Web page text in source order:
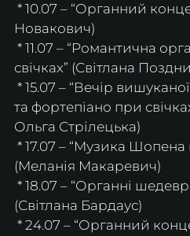
* 10.07 – “Органний
Новакович)
* 11.07 – “Романтична
свічках” (Світлана
* 15.07 – “Вечір
та фортепіано при
Ольга Стрілецька)
* 17.07 – “Музика Шопена
(Меланія Макаревич)
* 18.07 – “Органні
(Світлана Бардаус)
* 24.07 – “Органний